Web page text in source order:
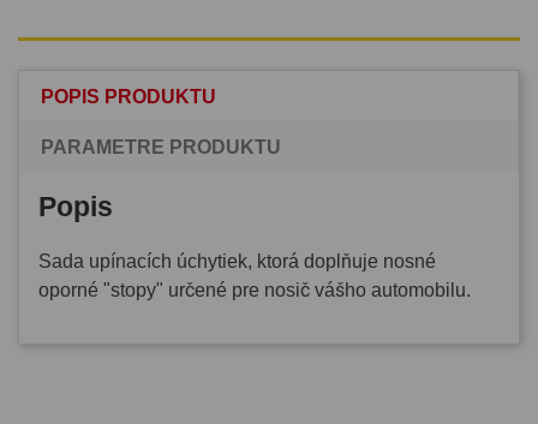
POPIS PRODUKTU
PARAMETRE PRODUKTU
Popis
Sada upínacích úchytiek, ktorá doplňuje nosné
oporné "stopy" určené pre nosič vášho automobilu.